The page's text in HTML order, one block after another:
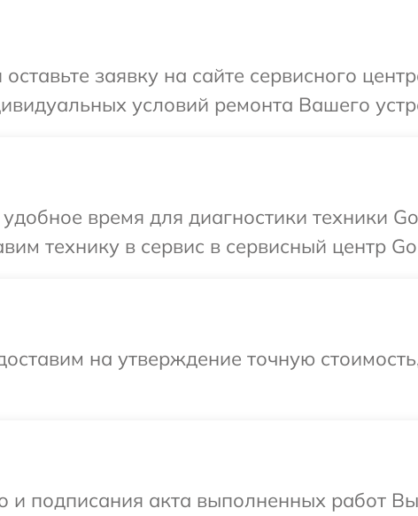
заявку на сайте сервисного
условий ремонта Вашего
время для диагностики техники
технику в сервис в сервисный центр
на утверждение точную
и подписания акта выполненных работ